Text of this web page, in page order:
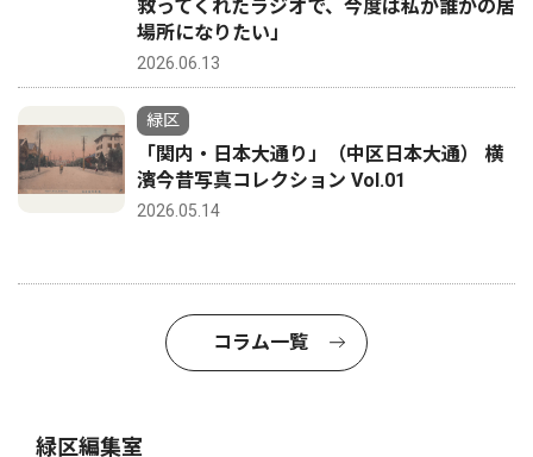
救ってくれたラジオで、今度は私が誰かの居
場所になりたい」
2026.06.13
緑区
「関内・日本大通り」（中区日本大通） 横
濱今昔写真コレクション Vol.01
2026.05.14
コラム一覧
緑区編集室